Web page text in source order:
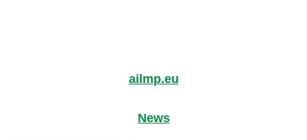
ailmp.eu
News